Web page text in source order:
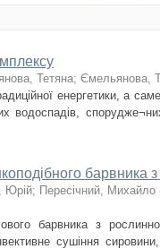
Тетяна; Ємельянова,
енергетики, а
водоспадів,
барвника
Юрій; Пересічний, Михайло
барвника з
сушіння